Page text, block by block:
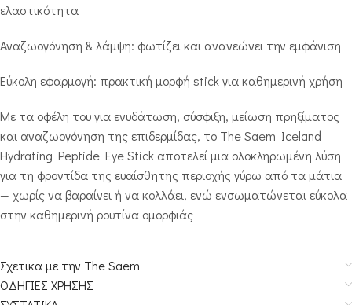
ελαστικότητα
Αναζωογόνηση & λάμψη: φωτίζει και ανανεώνει την εμφάνιση
Εύκολη εφαρμογή: πρακτική μορφή stick για καθημερινή χρήση
Με τα οφέλη του για ενυδάτωση, σύσφιξη, μείωση πρηξίματος
και αναζωογόνηση της επιδερμίδας, το The Saem Iceland
Hydrating Peptide Eye Stick αποτελεί μια ολοκληρωμένη λύση
για τη φροντίδα της ευαίσθητης περιοχής γύρω από τα μάτια
— χωρίς να βαραίνει ή να κολλάει, ενώ ενσωματώνεται εύκολα
στην καθημερινή ρουτίνα ομορφιάς
Σχετικα με την The Saem
ΟΔΗΓΙΕΣ ΧΡΗΣΗΣ